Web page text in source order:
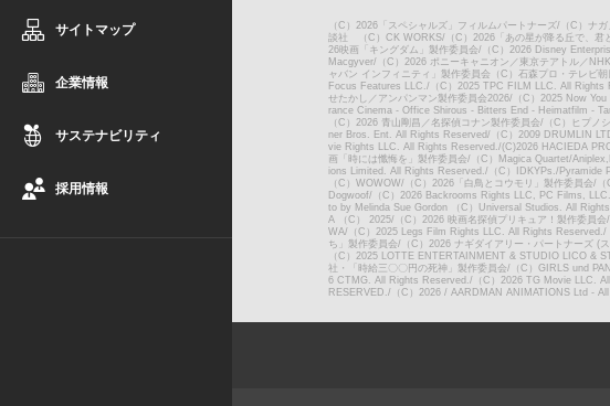
サイトマップ
企業情報
サステナビリティ
採用情報
（C）2026「スペシャルズ」フィルムパートナーズ/ （C）ナ
談社 （C）CK WORKS/ （C）2026「あの星が降る丘で、
26映画「キングダム」製作委員会/ （C）2026 Disney
Macgyver/ （C）2026 ポニーキャニオン／東京テアトル／
ャバン インフィニティ」製作委員会（C）石森プロ・テレビ
Focus Features LLC./ （C）2025 TPC FILM LLC. All Rights
せたかし／アンパンマン製作委員会2026/ （C）2025 Now
rance Cinema - Office Shirous - Bitters End - Heimatfilm -
（C）2026 青山剛昌／名探偵コナン製作委員会/ （C）ヒプノ
ner Bros. Ent. All Rights Reserved / （C）2009 DRUMLIN
vie Rights LLC. All Rights Reserved./(C)2026 HACIEDA
画「時には懺悔を」製作委員会/ （C）Magica Quartet/
ions Limited. All Rights Reserved./ （C）IDKYPs./Pyramide
（C）WOWOW/ （C）2026「白鳥とコウモリ」製作委員会/
Dogwoof / （C）2026 Backrooms Rights LLC, PC Films,
to by Melinda Sue Gordon （C）Universal Studios. All
A （C） 2025/ （C）2026 映画名探偵プリキュア！製作委員会/
WA/ （C）2025 Legs Film Rights LLC. All Rights Reserved./
ち」製作委員会/ （C）2026 ナギダイアリー・パートナーズ
（C）2025 LOTTE ENTERTAINMENT & STUDIO LICO &
社・「時給三〇〇円の死神」製作委員会/ （C）GIRLS und
6 CTMG. All Rights Reserved./ （C）2026 TG Movie LLC.
RESERVED./ （C）2026 / AARDMAN ANIMATIONS Ltd -